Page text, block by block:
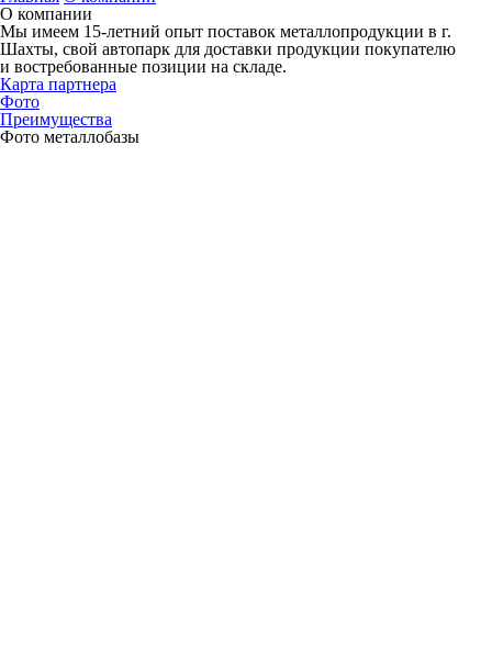
О компании
Мы имеем 15-летний опыт поставок металлопродукции в г.
Шахты, свой автопарк для доставки продукции покупателю
и востребованные позиции на складе.
Карта партнера
Фото
Преимущества
Фото металлобазы